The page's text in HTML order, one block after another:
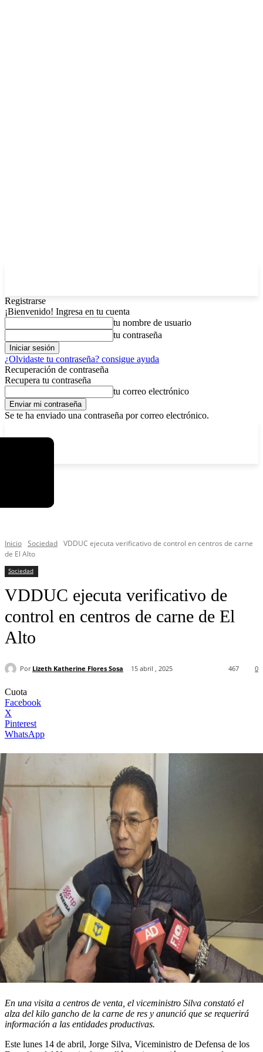
Registrarse
¡Bienvenido! Ingresa en tu cuenta
tu nombre de usuario
tu contraseña
¿Olvidaste tu contraseña? consigue ayuda
Recuperación de contraseña
Recupera tu contraseña
tu correo electrónico
Se te ha enviado una contraseña por correo electrónico.
Inicio Sociedad VDDUC ejecuta verificativo de control en centros de carne
de El Alto
Sociedad
VDDUC ejecuta verificativo de
control en centros de carne de El
Alto
Por Lizeth Katherine Flores Sosa 15 abril , 2025 0
467
Cuota
Facebook
X
Pinterest
WhatsApp
En una visita a centros de venta, el viceministro Silva constató el
alza del kilo gancho de la carne de res y anunció que se requerirá
información a las entidades productivas.
Este lunes 14 de abril, Jorge Silva, Viceministro de Defensa de los